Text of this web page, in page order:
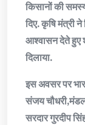
किसानों की
दिए. कृषि मंत्री
आश्वासन देते हुए
दिलाया.
इस अवसर पर
संजय
सरदार गुरदीप